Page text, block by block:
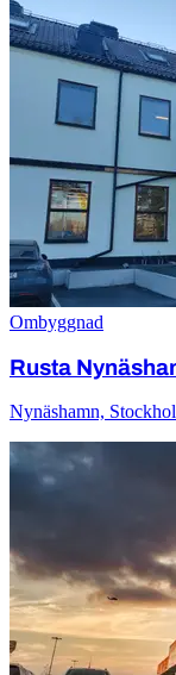
Ombyggnad
Rusta
Nynäshamn,